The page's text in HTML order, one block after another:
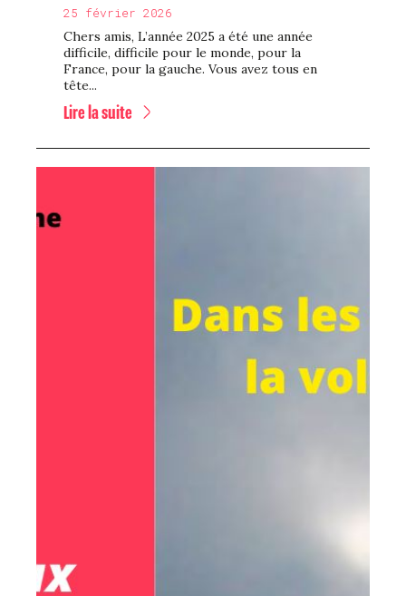
25 février 2026
Chers amis, L’année 2025 a été une année
difficile, difficile pour le monde, pour la
France, pour la gauche. Vous avez tous en
tête...
Lire la suite